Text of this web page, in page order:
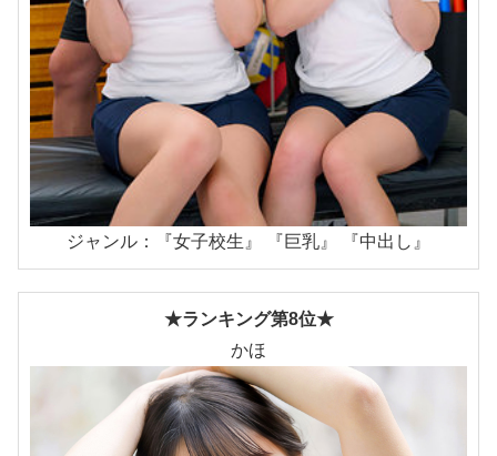
ジャンル：『女子校生』 『巨乳』 『中出し』
★ランキング第8位★
かほ